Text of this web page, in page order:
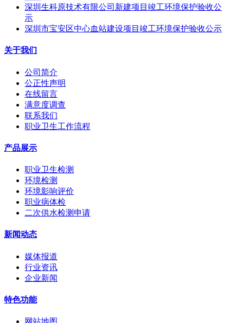
深圳生科原技术有限公司新建项目竣工环境保护验收公
示
深圳市宝安区中心血站建设项目竣工环境保护验收公示
关于我们
公司简介
公正性声明
在线留言
满意度调查
联系我们
职业卫生工作流程
产品展示
职业卫生检测
环境检测
环境影响评价
职业病体检
二次供水检测申请
新闻动态
媒体报道
行业资讯
企业新闻
特色功能